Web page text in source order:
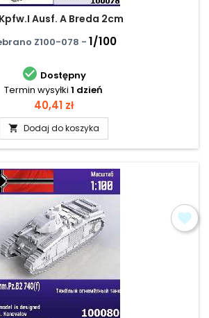
Ausf. A Breda 2cm
Z100-078 - 1/100
 Dostępny
Termin wysyłki 1 dzień
Cena
40,41 zł
 Dodaj do koszyka